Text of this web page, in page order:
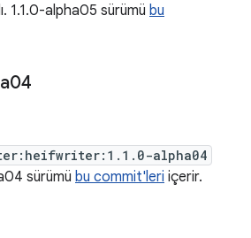
1.1.0-alpha05 sürümü bu
alpha04
sürümü bu commit'leri içerir.